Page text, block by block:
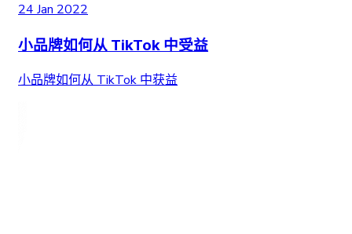
24 Jan 2022
小品牌如何从 TikTok 中受益
小品牌如何从 TikTok 中获益